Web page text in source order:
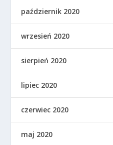
październik 2020
wrzesień 2020
sierpień 2020
lipiec 2020
czerwiec 2020
maj 2020